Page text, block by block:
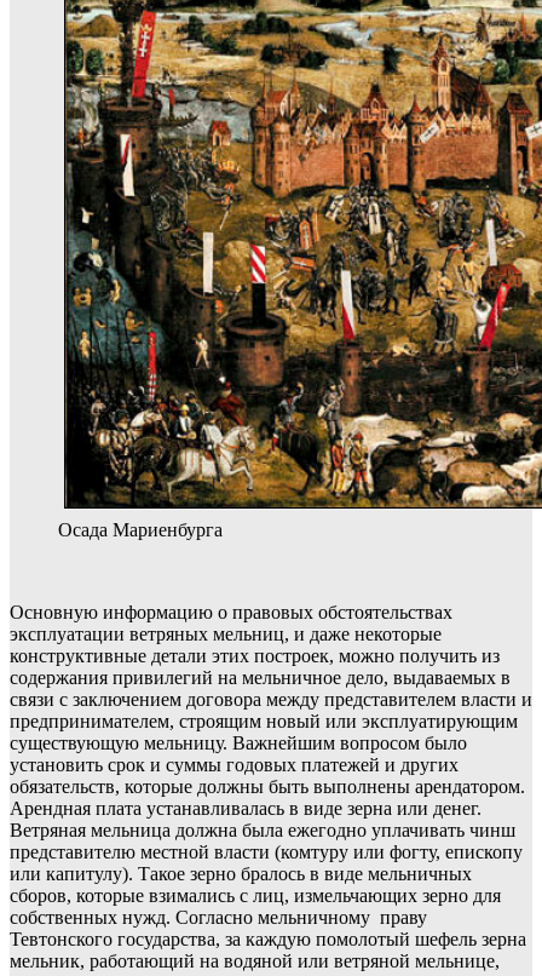
Осада Мариенбурга
Основную информацию о правовых обстоятельствах
эксплуатации ветряных мельниц, и даже некоторые
конструктивные детали этих построек, можно получить из
содержания привилегий на мельничное дело, выдаваемых в
связи с заключением договора между представителем власти и
предпринимателем, строящим новый или эксплуатирующим
существующую мельницу. Важнейшим вопросом было
установить срок и суммы годовых платежей и других
обязательств, которые должны быть выполнены арендатором.
Арендная плата устанавливалась в виде зерна или денег.
Ветряная мельница должна была ежегодно уплачивать чинш
представителю местной власти (комтуру или фогту, епископу
или капитулу). Такое зерно бралось в виде мельничных
сборов, которые взимались с лиц, измельчающих зерно для
собственных нужд. Согласно мельничному праву
Тевтонского государства, за каждую помолотый шефель зерна
мельник, работающий на водяной или ветряной мельнице,